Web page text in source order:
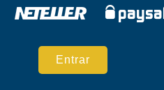
Entrar